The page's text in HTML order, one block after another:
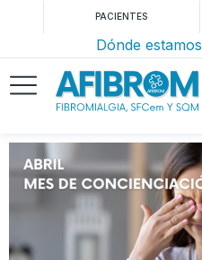
PACIENTES
Dónde estamos